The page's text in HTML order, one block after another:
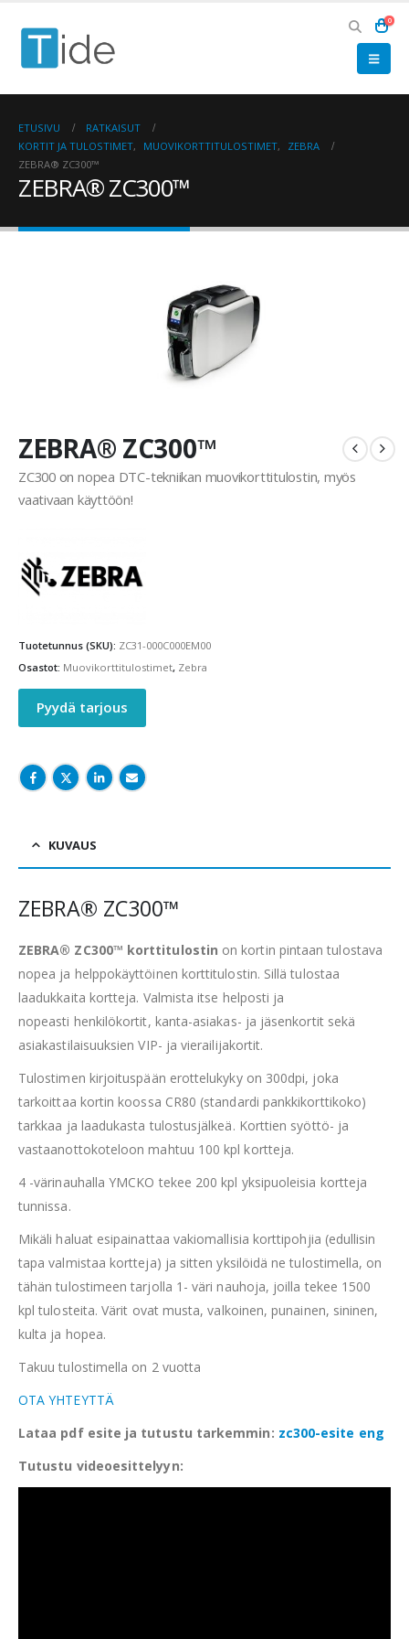
0
ETUSIVU
RATKAISUT
KORTIT JA TULOSTIMET, MUOVIKORTTITULOSTIMET,
ZEBRA
ZEBRA® ZC300™
ZEBRA® ZC300™
ZEBRA® ZC300™
ZC300 on nopea DTC-tekniikan muovikorttitulostin, myös
vaativaan käyttöön!
Tuotetunnus (SKU): ZC31-000C000EM00
Osastot: Muovikorttitulostimet, Zebra
Pyydä tarjous
KUVAUS
ZEBRA® ZC300™
ZEBRA® ZC300™ korttitulostin on kortin pintaan tulostava
nopea ja helppokäyttöinen korttitulostin. Sillä tulostaa
laadukkaita kortteja. Valmista itse helposti ja
nopeasti henkilökortit, kanta-asiakas- ja jäsenkortit sekä
asiakastilaisuuksien VIP- ja vierailijakortit.
Tulostimen kirjoituspään erottelukyky on 300dpi, joka
tarkoittaa kortin koossa CR80 (standardi pankkikorttikoko)
tarkkaa ja laadukasta tulostusjälkeä. Korttien syöttö- ja
vastaanottokoteloon mahtuu 100 kpl kortteja.
4 -värinauhalla YMCKO tekee 200 kpl yksipuoleisia kortteja
tunnissa.
Mikäli haluat esipainattaa vakiomallisia korttipohjia (edullisin
tapa valmistaa kortteja) ja sitten yksilöidä ne tulostimella, on
tähän tulostimeen tarjolla 1- väri nauhoja, joilla tekee 1500
kpl tulosteita. Värit ovat musta, valkoinen, punainen, sininen,
kulta ja hopea.
Takuu tulostimella on 2 vuotta
OTA YHTEYTTÄ
Lataa pdf esite ja tutustu tarkemmin: zc300-esite eng
Tutustu videoesittelyyn: